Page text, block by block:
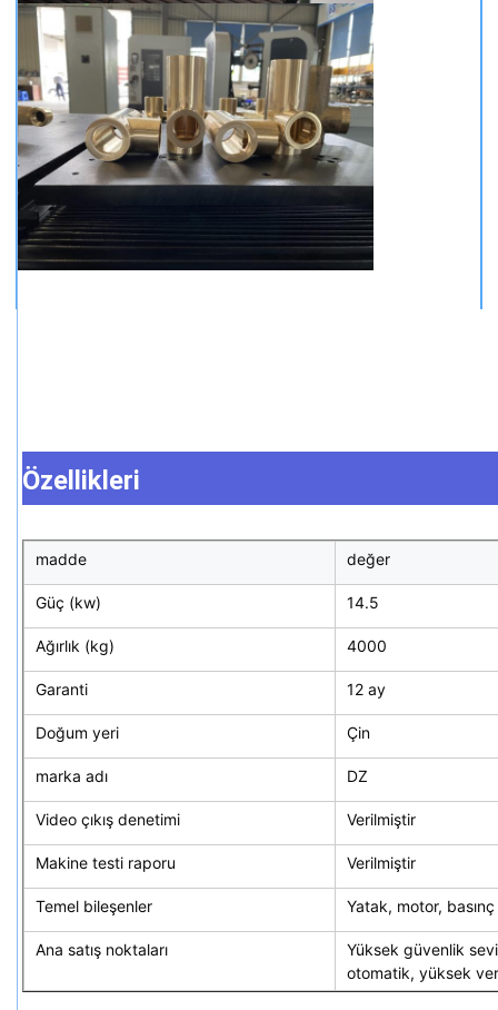
Özellikleri
madde değer
Güç (kw) 14.5
Ağırlık (kg) 4000
Garanti 12 ay
Doğum yeri Çin
marka adı DZ
Video çıkış denetimi Verilmiştir
Makine testi raporu Verilmiştir
Temel bileşenler Yatak, motor, basınç
Ana satış noktaları
Yüksek güvenlik
otomatik, yüksek